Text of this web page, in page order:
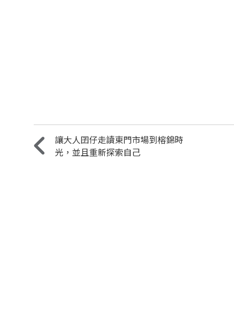
讓大人囝仔走讀東門市場到榕錦時
光，並且重新探索自己